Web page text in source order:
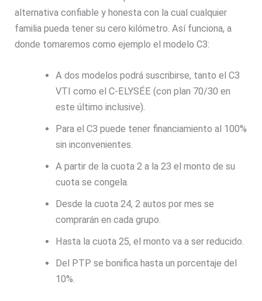
alternativa confiable y honesta con la cual cualquier
familia pueda tener su cero kilómetro. Así funciona, a
donde tomaremos como ejemplo el modelo C3:
A dos modelos podrá suscribirse, tanto el C3
VTI como el C-ELYSÉE (con plan 70/30 en
este último inclusive).
Para el C3 puede tener financiamiento al 100%
sin inconvenientes.
A partir de la cuota 2 a la 23 el monto de su
cuota se congela.
Desde la cuota 24, 2 autos por mes se
comprarán en cada grupo.
Hasta la cuota 25, el monto va a ser reducido.
Del PTP se bonifica hasta un porcentaje del
10%.